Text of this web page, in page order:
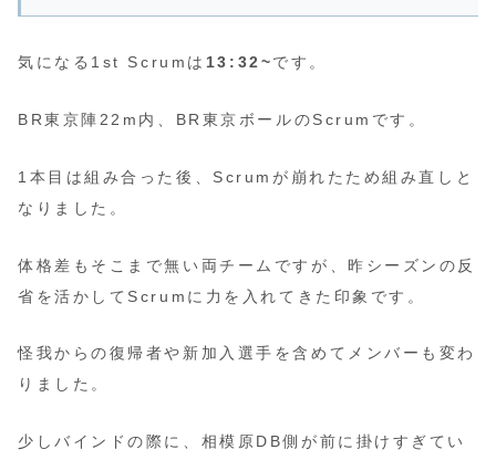
気になる1st Scrumは 13:32~です。
BR東京陣22m内、BR東京ボールのScrumです。
1本目は組み合った後、Scrumが崩れたため組み直しと
なりました。
体格差もそこまで無い両チームですが、昨シーズンの反
省を活かしてScrumに力を入れてきた印象です。
怪我からの復帰者や新加入選手を含めてメンバーも変わ
りました。
少しバインドの際に、相模原DB側が前に掛けすぎてい